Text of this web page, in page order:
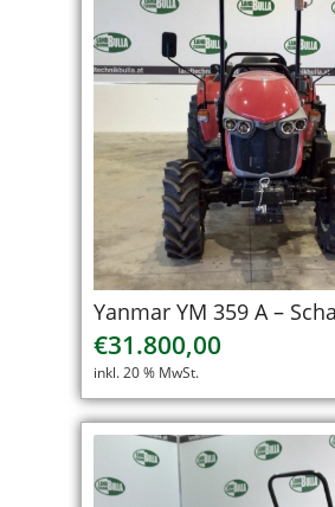
Reihenfolge
zu
sortieren
Yanmar YM 359 A –
€31.800,00
inkl. 20 % MwSt.